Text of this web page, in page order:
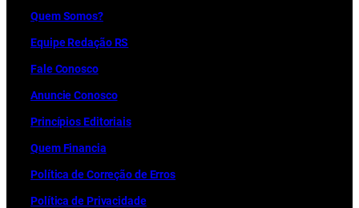
Quem Somos?
Equipe Redação RS
Fale Conosco
Anuncie Conosco
Princípios Editoriais
Quem Financia
Política de Correção de Erros
Política de Privacidade